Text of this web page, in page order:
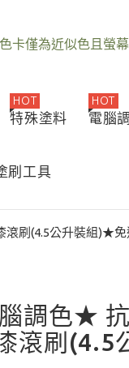
色卡僅為近似色且螢
特殊塗料
HOT
電腦
HOT
刷工具
滾刷(4.5公升裝組)★
調色★
滾刷